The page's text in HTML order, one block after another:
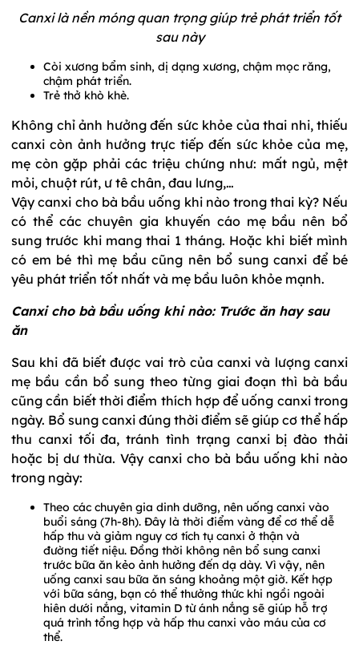
Canxi là nền móng quan trọng giúp trẻ phát triển tốt
sau này
Còi xương bẩm sinh, dị dạng xương, chậm mọc răng,
chậm phát triển.
Trẻ thở khò khè.
Không chỉ ảnh hưởng đến sức khỏe của thai nhi, thiếu
canxi còn ảnh hưởng trực tiếp đến sức khỏe của mẹ,
mẹ còn gặp phải các triệu chứng như: mất ngủ, mệt
mỏi, chuột rút, ư tê chân, đau lưng,…
Vậy canxi cho bà bầu uống khi nào trong thai kỳ? Nếu
có thể các chuyên gia khuyến cáo mẹ bầu nên bổ
sung trước khi mang thai 1 tháng. Hoặc khi biết mình
có em bé thì mẹ bầu cũng nên bổ sung canxi để bé
yêu phát triển tốt nhất và mẹ bầu luôn khỏe mạnh.
Canxi cho bà bầu uống khi nào: Trước ăn hay sau
ăn
Sau khi đã biết được vai trò của canxi và lượng canxi
mẹ bầu cần bổ sung theo từng giai đoạn thì bà bầu
cũng cần biết thời điểm thích hợp để uống canxi trong
ngày. Bổ sung canxi đúng thời điểm sẽ giúp cơ thể hấp
thu canxi tối đa, tránh tình trạng canxi bị đào thải
hoặc bị dư thừa. Vậy canxi cho bà bầu uống khi nào
trong ngày:
Theo các chuyên gia dinh dưỡng, nên uống canxi vào
buổi sáng (7h-8h). Đây là thời điểm vàng để cơ thể dễ
hấp thu và giảm nguy cơ tích tụ canxi ở thận và
đường tiết niệu. Đồng thời không nên bổ sung canxi
trước bữa ăn kẻo ảnh hưởng đến dạ dày. Vì vậy, nên
uống canxi sau bữa ăn sáng khoảng một giờ. Kết hợp
với bữa sáng, bạn có thể thưởng thức khi ngồi ngoài
hiên dưới nắng, vitamin D từ ánh nắng sẽ giúp hỗ trợ
quá trình tổng hợp và hấp thu canxi vào máu của cơ
thể.